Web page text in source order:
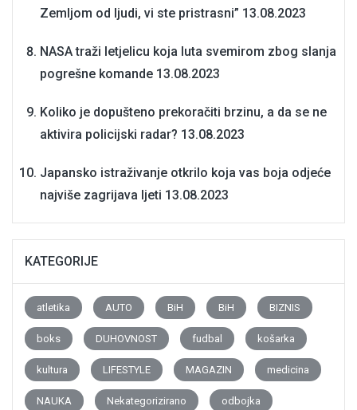
Zemljom od ljudi, vi ste pristrasni” 13.08.2023
NASA traži letjelicu koja luta svemirom zbog slanja
pogrešne komande 13.08.2023
Koliko je dopušteno prekoračiti brzinu, a da se ne
aktivira policijski radar? 13.08.2023
Japansko istraživanje otkrilo koja vas boja odjeće
najviše zagrijava ljeti 13.08.2023
KATEGORIJE
atletika AUTO BiH BiH BIZNIS
boks DUHOVNOST fudbal košarka
kultura LIFESTYLE MAGAZIN medicina
NAUKA Nekategorizirano odbojka